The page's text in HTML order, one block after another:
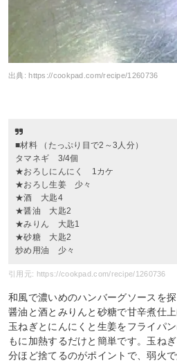
出典:https://cookpad.com/recipe/1260736
■材料 （たっぷり目で2～3人分）
タマネギ 3/4個
★おろしにんにく 1カケ
★おろし生姜 少々
★酒 大匙4
★醤油 大匙2
★みりん 大匙1
★砂糖 大匙2
炒め用油 少々
引用元: https://cookpad.com/recipe/1260736
和風で濃いめのハンバーグソースを
醤油と酒とみりんと砂糖で甘辛煮仕
玉ねぎとにんにくと生姜をフライパ
もに加熱するだけと簡単です。玉ね
分ほど捨てるのがポイントで、弱火